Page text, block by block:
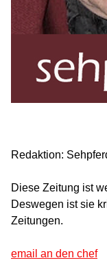
Redaktion:
Diese Zeitung ist
Deswegen ist sie
Zeitungen.
email an den chef